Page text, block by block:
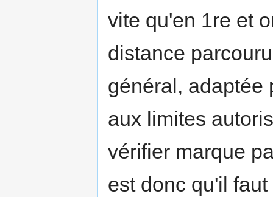
vite qu'en 1re et
distance
général, adaptée
aux limites
vérifier marque
est donc qu'il